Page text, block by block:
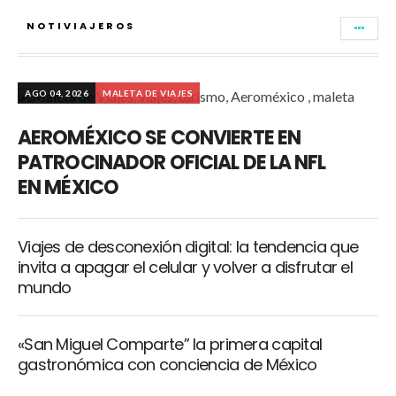
NOTIVIAJEROS
AGO 04, 2026 MALETA DE VIAJES
AEROMÉXICO SE CONVIERTE EN
PATROCINADOR OFICIAL DE LA NFL
EN MÉXICO
Viajes de desconexión digital: la tendencia que
invita a apagar el celular y volver a disfrutar el
mundo
«San Miguel Comparte” la primera capital
gastronómica con conciencia de México